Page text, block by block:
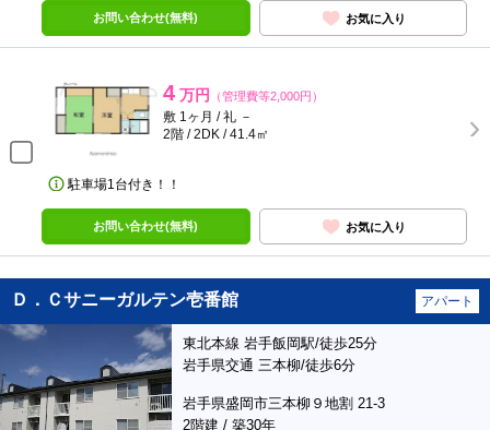
お問い合わせ(無料) お気に入り
4 万円 （管理費等2,000円）
敷 1ヶ月 / 礼 －
2階 / 2DK / 41.4㎡
駐車場1台付き！！
お問い合わせ(無料) お気に入り
Ｄ．Ｃサニーガルテン壱番館 アパート
東北本線 岩手飯岡駅/徒歩25分
岩手県交通 三本柳/徒歩6分
岩手県盛岡市三本柳９地割 21-3
2階建 / 築30年